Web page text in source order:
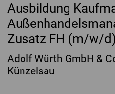
Kontakt
Ausbildung
Zusatz FH (m/w/d)
Adolf Würth GmbH &
Künzelsau